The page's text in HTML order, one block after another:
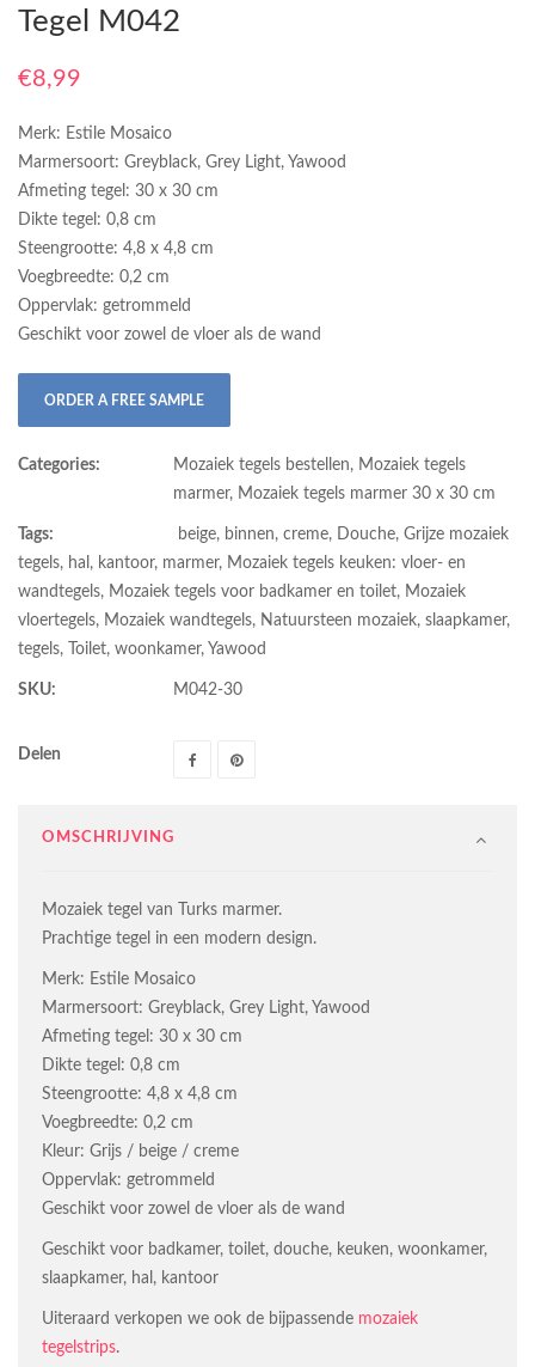
Tegel M042
€8,99
Merk: Estile Mosaico
Marmersoort: Greyblack, Grey Light, Yawood
Afmeting tegel: 30 x 30 cm
Dikte tegel: 0,8 cm
Steengrootte: 4,8 x 4,8 cm
Voegbreedte: 0,2 cm
Oppervlak: getrommeld
Geschikt voor zowel de vloer als de wand
ORDER A FREE SAMPLE
Categories: Mozaiek tegels bestellen, Mozaiek tegels
marmer, Mozaiek tegels marmer 30 x 30 cm
Tags: beige, binnen, creme, Douche, Grijze mozaiek
tegels, hal , kantoor, marmer, Mozaiek tegels keuken: vloer- en
wandtegels, Mozaiek tegels voor badkamer en toilet, Mozaiek
vloertegels, Mozaiek wandtegels, Natuursteen mozaiek, slaapkamer,
tegels, Toilet, woonkamer, Yawood
SKU: M042-30
Delen
OMSCHRIJVING
Mozaiek tegel van Turks marmer.
Prachtige tegel in een modern design.
Merk: Estile Mosaico
Marmersoort: Greyblack, Grey Light, Yawood
Afmeting tegel: 30 x 30 cm
Dikte tegel: 0,8 cm
Steengrootte: 4,8 x 4,8 cm
Voegbreedte: 0,2 cm
Kleur: Grijs / beige / creme
Oppervlak: getrommeld
Geschikt voor zowel de vloer als de wand
Geschikt voor badkamer, toilet, douche, keuken, woonkamer,
slaapkamer, hal, kantoor
Uiteraard verkopen we ook de bijpassende mozaiek
tegelstrips.